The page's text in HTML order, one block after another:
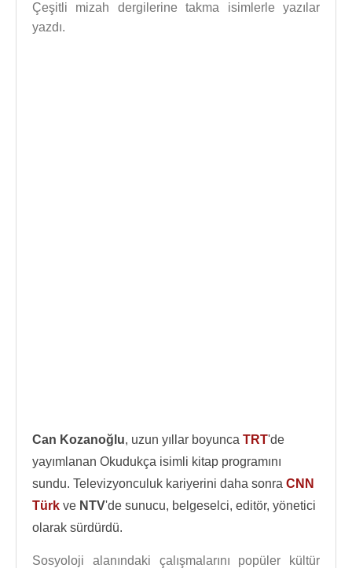
Çeşitli mizah dergilerine takma isimlerle yazılar
yazdı.
Can Kozanoğlu, uzun yıllar boyunca TRT'de
yayımlanan Okudukça isimli kitap programını
sundu. Televizyonculuk kariyerini daha sonra CNN
Türk ve NTV'de sunucu, belgeselci, editör, yönetici
olarak sürdürdü.
Sosyoloji alanındaki çalışmalarını popüler kültür